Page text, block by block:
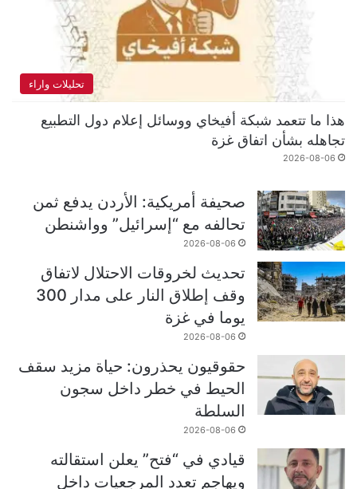
تحليلات واراء
هذا ما تتعمد شبكة أفيخاي ووسائل إعلام دول التطبيع
تجاهله بشأن اتفاق غزة
2026-08-06
صحيفة أمريكية: الأردن يدفع ثمن
تحالفه مع “إسرائيل” وواشنطن
2026-08-06
تحديث لخروقات الاحتلال لاتفاق
وقف إطلاق النار على مدار 300
يوما في غزة
2026-08-06
حقوقيون يحذرون: حياة مزيد سقف
الحيط في خطر داخل سجون
السلطة
2026-08-06
قيادي في “فتح” يعلن استقالته
ويهاجم تعدد المرجعيات داخل